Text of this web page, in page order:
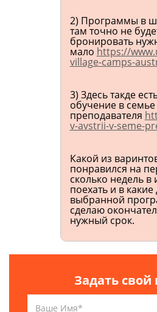
2) Программы в
там точно не
бронировать
мало https://
village-camps-
3) Здесь такде
обучение в семье
преподавателя
v-avstrii-v-seme-
Какой из
понравился на
сколько недель в
поехать и в
выбранной
сделаю
нужный срок.
Задать свой